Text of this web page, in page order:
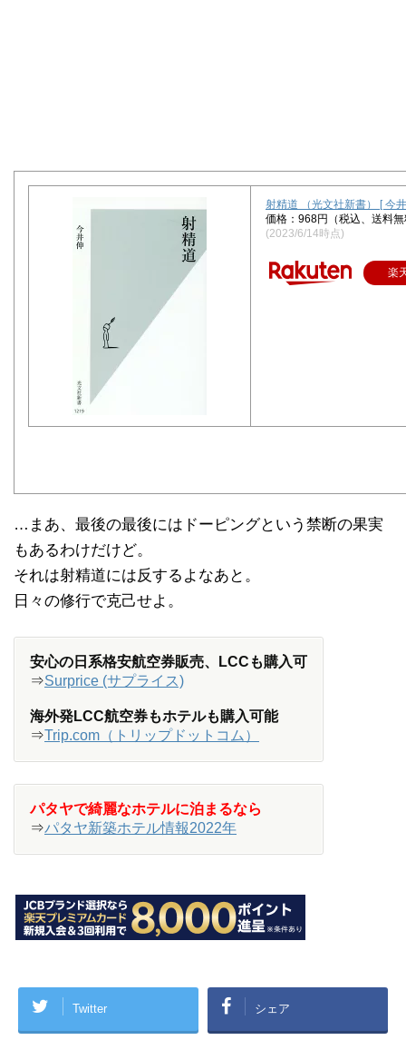
射精道 （光文社新書） [ 今
価格：968円（税込、送料
(2023/6/14時点)
楽
…まあ、最後の最後にはドーピングという禁断の果実
もあるわけだけど。
それは射精道には反するよなあと。
日々の修行で克己せよ。
安心の日系格安航空券販売、LCCも購入可
⇒Surprice (サプライス)
海外発LCC航空券もホテルも購入可能
⇒Trip.com（トリップドットコム）
パタヤで綺麗なホテルに泊まるなら
⇒パタヤ新築ホテル情報2022年
Twitter シェア